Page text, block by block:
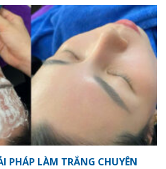
PHÁP LÀM TRẮNG CHUYÊN